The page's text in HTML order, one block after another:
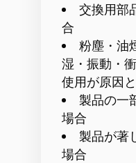
交換用部
合
粉塵・油
湿・振動・
使用が原因
製品の一
場合
製品が著
場合